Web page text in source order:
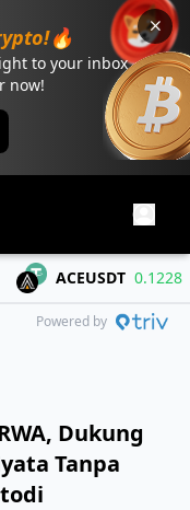
to your inbox
now!
ACEUSDT 0.1228
Powered by
Dukung
Tanpa